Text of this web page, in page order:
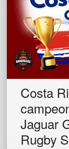
Costa
Jaguar
Rugby